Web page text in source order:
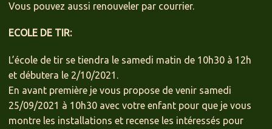
Vous pouvez aussi renouveler par courrier.
ECOLE DE TIR:
L’école de tir se tiendra le samedi matin de 10h30 à 12h
et débutera le 2/10/2021.
En avant première je vous propose de venir samedi
25/09/2021 à 10h30 avec votre enfant pour que je vous
montre les installations et recense les intéressés pour